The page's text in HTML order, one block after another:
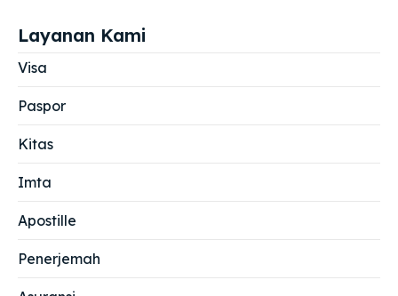
Layanan Kami
Visa
Paspor
Kitas
Imta
Apostille
Penerjemah